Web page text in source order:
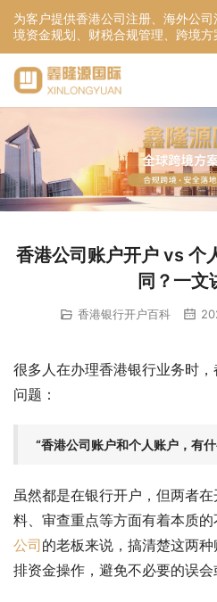
为客户提供香港公司注册、海外公
境资金规划、财税合规管理、跨境方
服务！
香港公司账户开户 vs 个
同？一文
香港银行开户百科
很多人在办理香港银行业务时
问题：
“香港公司账户和个人账户，有
虽然都是在银行开户，但两者
料、审查重点等方面有着本质
公司的老板来说，搞清楚这两
排资金操作，避免不必要的误会